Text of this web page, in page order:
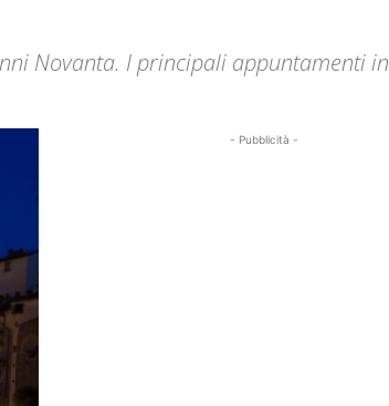
Novanta. I principali appuntamenti in
- Pubblicità -